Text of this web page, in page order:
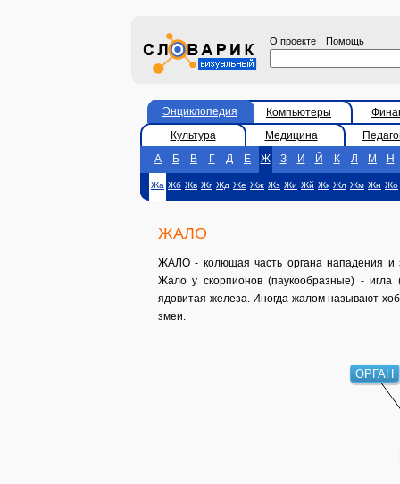
О проекте | Помощь
Энциклопедия Компьютеры
Культура
Медицина
А
Б В Г Д Е Ж З И Й К Л М Н
Жа Жб Жв Жг Жд Же Жж Жз Жи Жй Жк Жл Жм Жн Жо
ЖАЛО
ЖАЛО - колющая часть органа нападения и
Жало у скорпионов (паукообразные) -
ядовитая железа. Иногда жалом называют
змеи.
ОРГАН